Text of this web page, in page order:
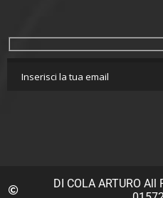
DI COLA ARTURO